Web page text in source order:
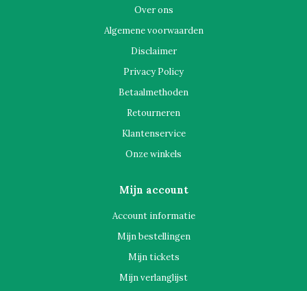
Over ons
Algemene voorwaarden
Disclaimer
Privacy Policy
Betaalmethoden
Retourneren
Klantenservice
Onze winkels
Mijn account
Account informatie
Mijn bestellingen
Mijn tickets
Mijn verlanglijst